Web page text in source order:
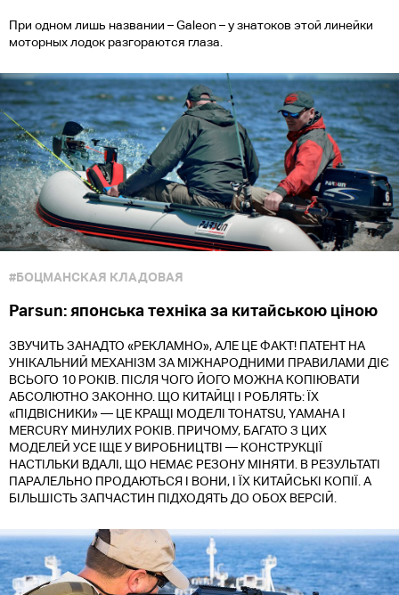
При одном лишь названии – Galeon – у знатоков этой линейки
моторных лодок разгораются глаза.
#БОЦМАНСКАЯ КЛАДОВАЯ
Parsun: японська техніка за китайською ціною
ЗВУЧИТЬ ЗАНАДТО «РЕКЛАМНО», АЛЕ ЦЕ ФАКТ! ПАТЕНТ НА
УНІКАЛЬНИЙ МЕХАНІЗМ ЗА МІЖНАРОДНИМИ ПРАВИЛАМИ ДІЄ
ВСЬОГО 10 РОКІВ. ПІСЛЯ ЧОГО ЙОГО МОЖНА КОПІЮВАТИ
АБСОЛЮТНО ЗАКОННО. ЩО КИТАЙЦІ І РОБЛЯТЬ: ЇХ
«ПІДВІСНИКИ» — ЦЕ КРАЩІ МОДЕЛІ TOHATSU, YAMAHA І
MERCURY МИНУЛИХ РОКІВ. ПРИЧОМУ, БАГАТО З ЦИХ
МОДЕЛЕЙ УСЕ ІЩЕ У ВИРОБНИЦТВІ — КОНСТРУКЦІЇ
НАСТІЛЬКИ ВДАЛІ, ЩО НЕМАЄ РЕЗОНУ МІНЯТИ. В РЕЗУЛЬТАТІ
ПАРАЛЕЛЬНО ПРОДАЮТЬСЯ І ВОНИ, І ЇХ КИТАЙСЬКІ КОПІЇ. А
БІЛЬШІСТЬ ЗАПЧАСТИН ПІДХОДЯТЬ ДО ОБОХ ВЕРСІЙ.